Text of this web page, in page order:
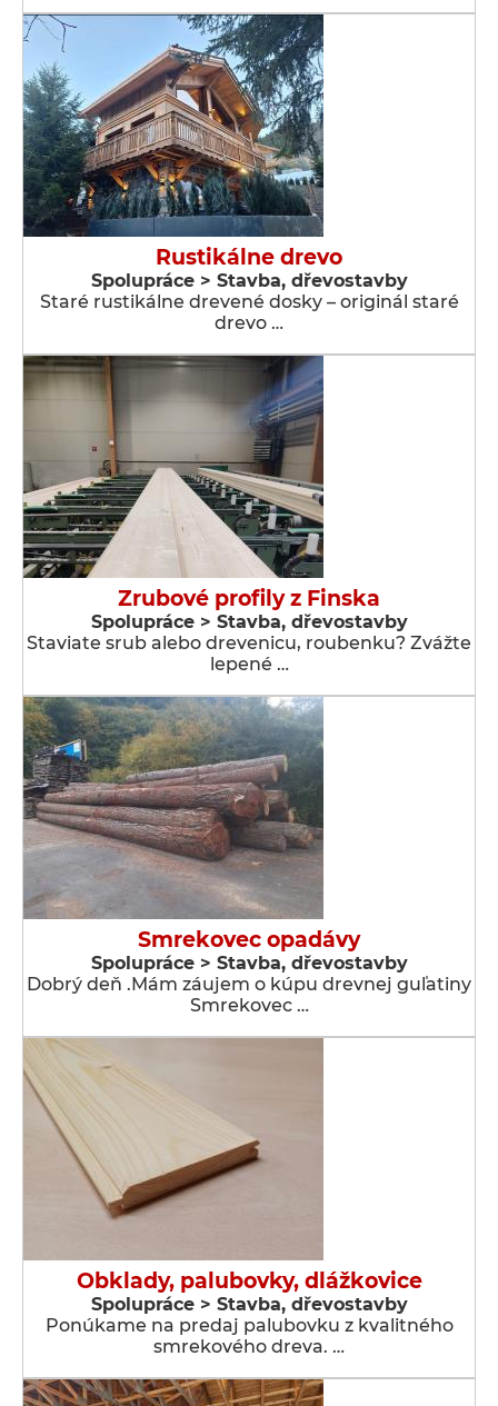
Rustikálne drevo
Spolupráce > Stavba, dřevostavby
Staré rustikálne drevené dosky – originál staré
drevo …
Zrubové profily z Finska
Spolupráce > Stavba, dřevostavby
Staviate srub alebo drevenicu, roubenku? Zvážte
lepené …
Smrekovec opadávy
Spolupráce > Stavba, dřevostavby
Dobrý deň .Mám záujem o kúpu drevnej guľatiny
Smrekovec …
Obklady, palubovky, dlážkovice
Spolupráce > Stavba, dřevostavby
Ponúkame na predaj palubovku z kvalitného
smrekového dreva. …